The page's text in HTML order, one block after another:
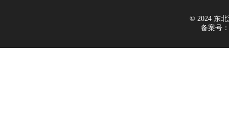
© 2024 东北
备案号：